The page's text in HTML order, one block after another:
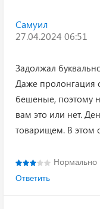
Самуил
27.04.2024 06:51
Задолжал
Даже пролонгация
бешеные, поэтому
вам это или нет.
товарищем. В этом
Нормально
Ответить